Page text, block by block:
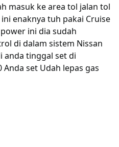
masuk ke area tol jalan tol
enaknya tuh pakai Cruise
ini dia sudah
di dalam sistem Nissan
anda tinggal set di
set Udah lepas gas